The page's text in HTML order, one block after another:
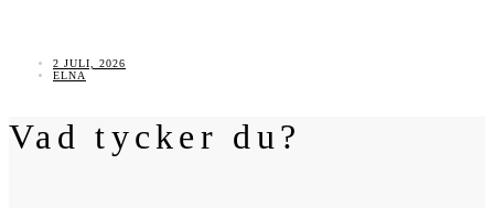
2 JULI, 2026
ELNA
Vad tycker du?